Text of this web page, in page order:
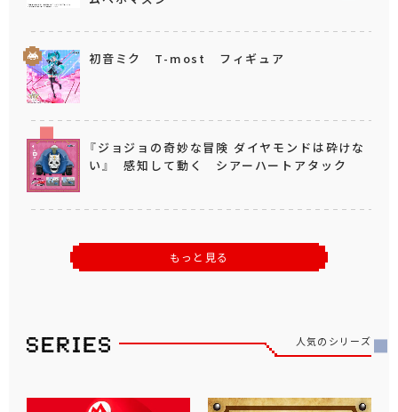
初音ミク T-most フィギュア
『ジョジョの奇妙な冒険 ダイヤモンドは砕けな
い』 感知して動く シアーハートアタック
もっと見る
人気のシリーズ